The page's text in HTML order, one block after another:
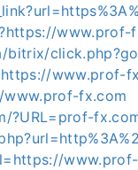
www.prof-
bitrix/
www.prof-
fx.com
?URL=prof-